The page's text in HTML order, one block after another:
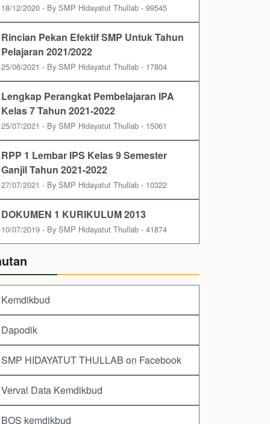
18/12/2020 - By SMP Hidayatut Thullab - 99545
Rincian Pekan Efektif SMP Untuk Tahun
Pelajaran 2021/2022
25/06/2021 - By SMP Hidayatut Thullab - 17804
Lengkap Perangkat Pembelajaran IPA
Kelas 7 Tahun 2021-2022
25/07/2021 - By SMP Hidayatut Thullab - 15061
RPP 1 Lembar IPS Kelas 9 Semester
Ganjil Tahun 2021-2022
27/07/2021 - By SMP Hidayatut Thullab - 10322
DOKUMEN 1 KURIKULUM 2013
10/07/2019 - By SMP Hidayatut Thullab - 41874
Kemdikbud
Dapodik
SMP HIDAYATUT THULLAB on Facebook
Verval Data Kemdikbud
BOS kemdikbud